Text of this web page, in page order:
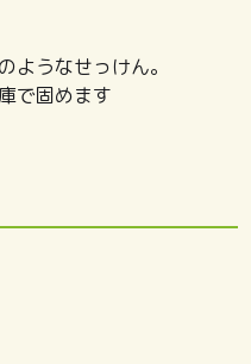
ようなせっけん。
で固めます